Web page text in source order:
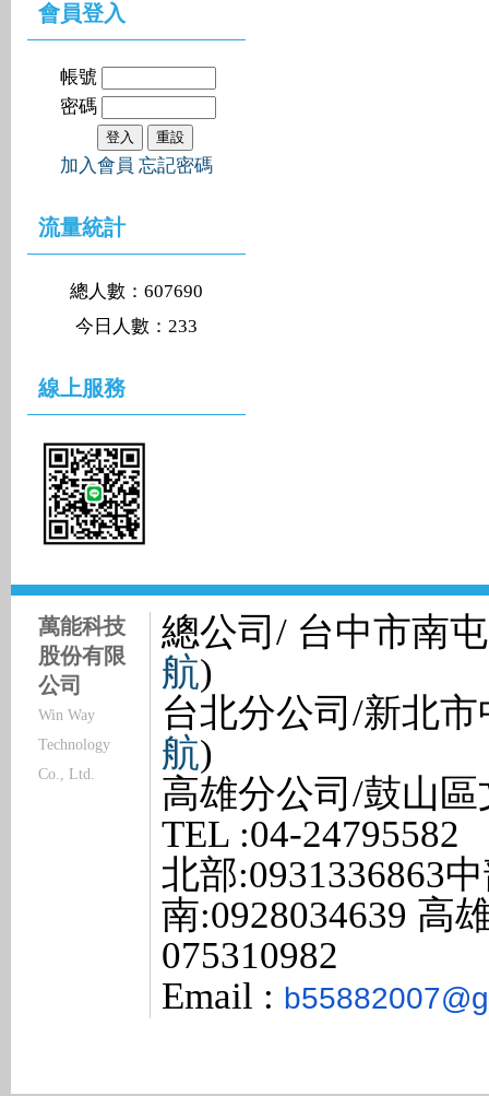
會員登入
帳號
密碼
加入會員 忘記密碼
流量統計
總人數：607690
今日人數：233
線上服務
萬能科技
股份有限
公司
Win Way
Technology
Co., Ltd.
總公司/ 台中市南
航)
台北分公司/新北
航)
高雄分公司/鼓山
TEL :04-24795582
北部:0931336863
南:0928034639 高
075310982
Email :